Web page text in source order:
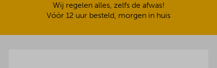
Wij regelen alles, zelfs de afwas!
Vóór 12 uur besteld, morgen in huis